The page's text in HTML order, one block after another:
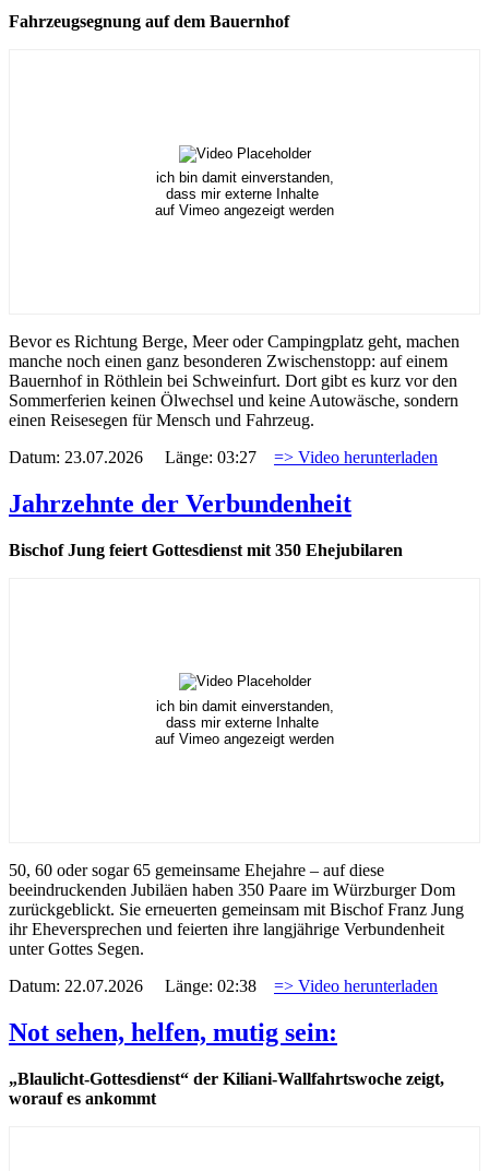
Fahrzeugsegnung auf dem Bauernhof
ich bin damit einverstanden,
dass mir externe Inhalte
auf Vimeo angezeigt werden
Bevor es Richtung Berge, Meer oder Campingplatz geht, machen
manche noch einen ganz besonderen Zwischenstopp: auf einem
Bauernhof in Röthlein bei Schweinfurt. Dort gibt es kurz vor den
Sommerferien keinen Ölwechsel und keine Autowäsche, sondern
einen Reisesegen für Mensch und Fahrzeug.
Datum: 23.07.2026 Länge: 03:27 => Video herunterladen
Jahrzehnte der Verbundenheit
Bischof Jung feiert Gottesdienst mit 350 Ehejubilaren
ich bin damit einverstanden,
dass mir externe Inhalte
auf Vimeo angezeigt werden
50, 60 oder sogar 65 gemeinsame Ehejahre – auf diese
beeindruckenden Jubiläen haben 350 Paare im Würzburger Dom
zurückgeblickt. Sie erneuerten gemeinsam mit Bischof Franz Jung
ihr Eheversprechen und feierten ihre langjährige Verbundenheit
unter Gottes Segen.
Datum: 22.07.2026 Länge: 02:38 => Video herunterladen
Not sehen, helfen, mutig sein:
„Blaulicht-Gottesdienst“ der Kiliani-Wallfahrtswoche zeigt,
worauf es ankommt